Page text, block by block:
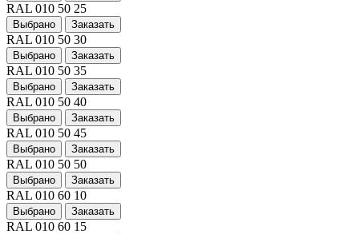
RAL 010 50 25
Выбрано Заказать
RAL 010 50 30
Выбрано Заказать
RAL 010 50 35
Выбрано Заказать
RAL 010 50 40
Выбрано Заказать
RAL 010 50 45
Выбрано Заказать
RAL 010 50 50
Выбрано Заказать
RAL 010 60 10
Выбрано Заказать
RAL 010 60 15